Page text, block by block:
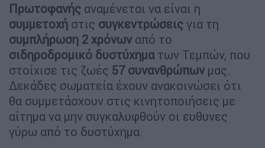
Πρωτοφανής αναμένεται να είναι η
συμμετοχή στις συγκεντρώσεις για τη
συμπλήρωση 2 χρόνων από το
σιδηροδρομικό δυστύχηματων Τεμπών, που
στοίχισε τις ζωές 57 συνανθρώπων μας.
Δεκάδες σωματεία έχουν ανακοινώσει ότι
θα συμμετάσχουν στις κινητοποιήσεις με
αίτημα να μην συγκαλυφθούν οι ευθυνες
γύρω από το δυστύχημα.